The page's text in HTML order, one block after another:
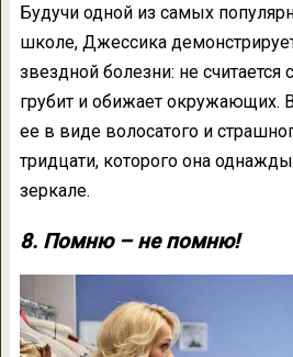
Будучи одной из самых
школе, Джессика
звездной болезни: не
грубит и обижает окружающих.
ее в виде волосатого и
тридцати, которого она
зеркале.
8. Помню – не помню!